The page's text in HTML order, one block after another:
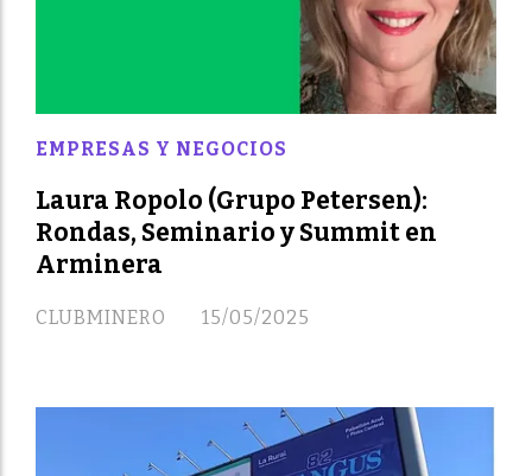
Laura Ropolo (Grupo Petersen):
Rondas, Seminario y Summit en
Arminera
CLUBMINERO
EMPRESAS Y NEGOCIOS
15/05/2025